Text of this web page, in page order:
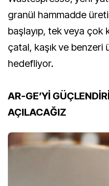
granül hammadde
başlayıp, tek veya çok
çatal, kaşık ve benzeri
hedefliyor.
AR-GE’Yİ
AÇILACAĞIZ